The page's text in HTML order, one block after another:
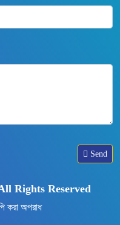
Send
Rights Reserved
করা অপরাধ